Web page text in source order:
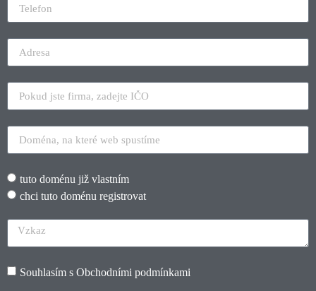
tuto doménu již vlastním
chci tuto doménu registrovat
Souhlasím s Obchodními podmínkami